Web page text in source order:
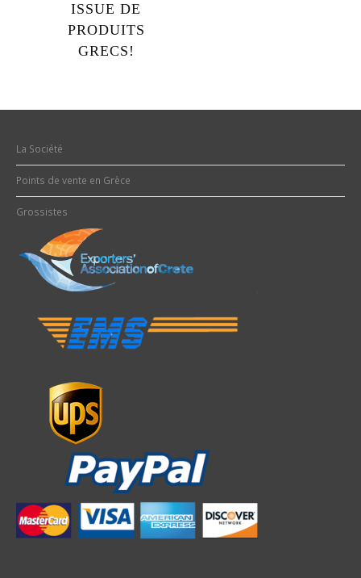
ISSUE DE
PRODUITS
GRECS!
La Société
Points de vente en Grèce
Grossistes